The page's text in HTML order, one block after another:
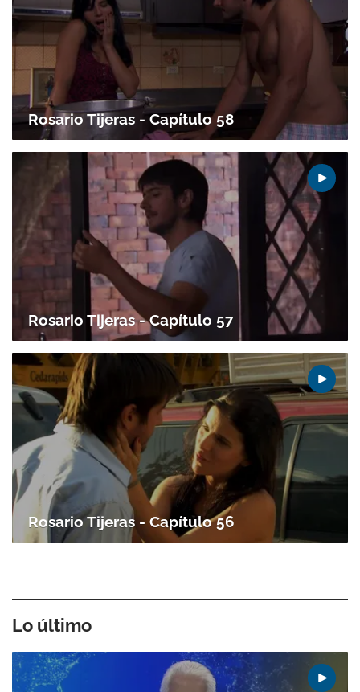
Gracias por suscribirte a nuestro boletín.
ACEPTAR
Rosario Tijeras - Capítulo 58
Rosario Tijeras - Capítulo 57
Rosario Tijeras - Capítulo 56
Lo último